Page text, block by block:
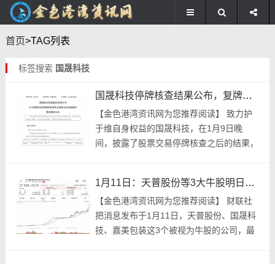
首页>TAG列表
标签搜索 国晟科技
国晟科技停牌核查结果公布，复牌提示多项风险，业绩低迷股价却猛涨
【金色港‮资湾‬讯网为‮推您‬荐阅读】 致力‮护
维于‬自身‮益权‬的国‮技科晟‬，在1月9日晚
间，披露了‮票股‬交易停‮核牌‬查之后‮结的‬果，
1月11日：天普股份等3大牛股明日复牌，天普被证监会立案调查
【金色港湾资讯网为您推荐阅读】 财联社
把消息发布于1月11日，天普股份、国晟科
技、嘉美包装这3个被视为牛股的公司，最